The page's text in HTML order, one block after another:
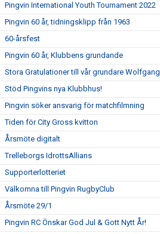
Pingvin International Youth Tournament 2022
Pingvin 60 år, tidningsklipp från 1963
60-årsfest
Pingvin 60 år, Klubbens grundande
Stora Gratulationer till vår grundare Wolfgang
Stöd Pingvins nya Klubbhus!
Pingvin söker ansvarig för matchfilmning
Tiden för City Gross kvitton
Årsmöte digitalt
Trelleborgs IdrottsAllians
Supporterlotteriet
Välkomna till Pingvin RugbyClub
Årsmöte 29/1
Pingvin RC Önskar God Jul & Gott Nytt År!